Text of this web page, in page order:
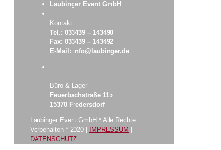
Laubinger Event GmbH
Kontakt
Tel.: 033439 – 143490
Fax: 033439 – 143492
E-Mail: info@laubinger.de
Büro & Lager
Feuerbachstraße 11b
15370 Fredersdorf
Laubinger Event GmbH * Alle Rechte
Vorbehalten * 2020 |
IMPRESSUM
DATENSCHUTZ